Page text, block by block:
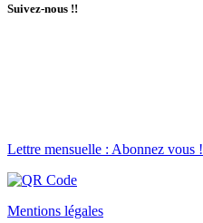
Suivez-nous !!
Lettre mensuelle : Abonnez vous !
Mentions légales